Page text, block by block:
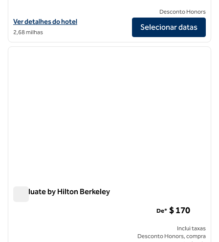
Exibir detalhes do hotel Hilton Garden Inn San Francisco/Oakland
Ver detalhes do hotel
2,68 milhas
Desconto Honors
Selecionar datas
1/12
1 de 12
Graduate by Hilton Berkeley
De* $ 170
Inclui taxas
Desconto Honors, compra